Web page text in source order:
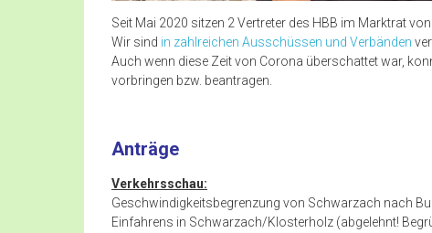
Seit Mai 2020 sitzen 2 Vertreter des HBB im Marktrat
Wir sind in zahlreichen Ausschüssen und Verbänden
Auch wenn diese Zeit von Corona überschattet war,
vorbringen bzw. beantragen.
Anträge
Verkehrsschau:
Geschwindigkeitsbegrenzung von Schwarzach nach
Einfahrens in Schwarzach/Klosterholz (abgelehnt!